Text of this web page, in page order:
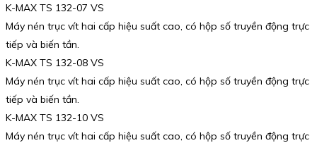
K-MAX TS 132-07 VS
Máy nén trục vít hai cấp hiệu suất cao, có hộp số truyền động trực
tiếp và biến tần.
K-MAX TS 132-08 VS
Máy nén trục vít hai cấp hiệu suất cao, có hộp số truyền động trực
tiếp và biến tần.
K-MAX TS 132-10 VS
Máy nén trục vít hai cấp hiệu suất cao, có hộp số truyền động trực